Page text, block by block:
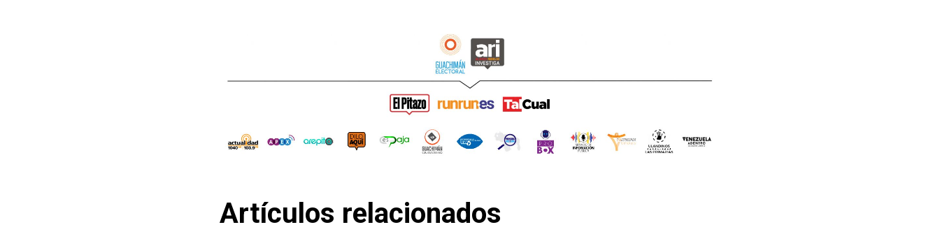
Artículos relacionados